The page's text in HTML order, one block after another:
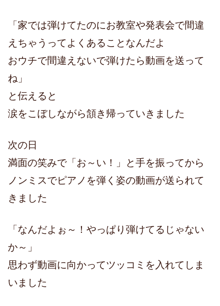
「家では弾けてたのにお教室や発表会で間違
えちゃうってよくあることなんだよ
おウチで間違えないで弾けたら動画を送って
ね」
と伝えると
涙をこぼしながら頷き帰っていきました
次の日
満面の笑みで「お～い！」と手を振ってから
ノンミスでピアノを弾く姿の動画が送られて
きました
「なんだよぉ～！やっぱり弾けてるじゃない
か～」
思わず動画に向かってツッコミを入れてしま
いました